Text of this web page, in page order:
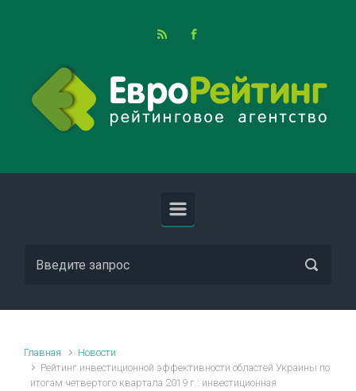
Главная
Новости
Рейтинг инвестиционной эффективности областей Украины по
итогам четвертого квартала 2019 г.: инвестиционная